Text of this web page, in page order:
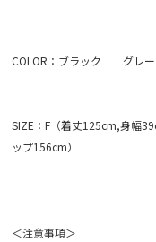
COLOR：ブラック グレー
SIZE：F（着丈125cm,身幅
ップ156cm）
＜注意事項＞